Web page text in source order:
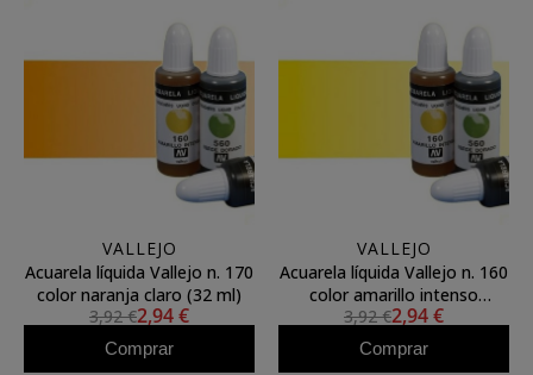
VALLEJO
Acuarela líquida Vallejo n. 170
color naranja claro (32 ml)
3,92 €2,94 €
Comprar
VALLEJO
Acuarela líquida Vallejo n. 160
color amarillo intenso
proceso (32 ml)
3,92 €2,94 €
Comprar